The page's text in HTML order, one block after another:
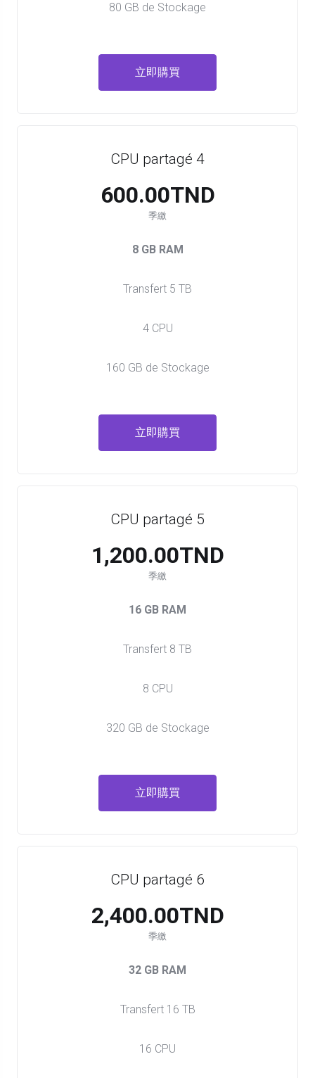
80 GB de Stockage
立即購買
CPU partagé 4
600.00TND
季繳
8 GB RAM
Transfert 5 TB
4 CPU
160 GB de Stockage
立即購買
CPU partagé 5
1,200.00TND
季繳
16 GB RAM
Transfert 8 TB
8 CPU
320 GB de Stockage
立即購買
CPU partagé 6
2,400.00TND
季繳
32 GB RAM
Transfert 16 TB
16 CPU